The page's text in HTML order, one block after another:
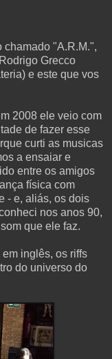
chamado "A.R.M.",
Grecco
e este que vos
2008 ele veio com
de fazer esse
curti as musicas
a ensaiar e
entre os amigos
física com
- e, aliás, os dois
nos anos 90,
que ele faz.
inglês, os riffs
do universo do